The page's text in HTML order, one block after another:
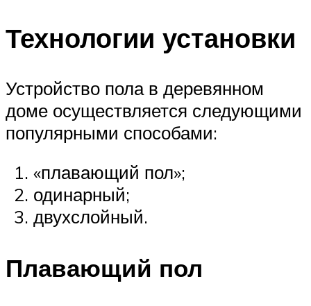
Технологии установки
Устройство пола в деревянном
доме осуществляется следующими
популярными способами:
«плавающий пол»;
одинарный;
двухслойный.
Плавающий пол